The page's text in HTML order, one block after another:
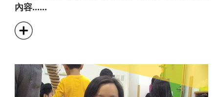
內容......